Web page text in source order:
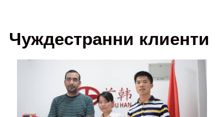
Чуждестранни клиенти